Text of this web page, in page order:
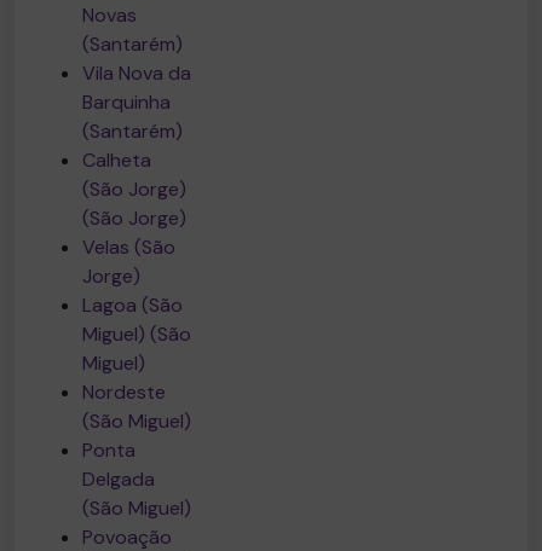
Novas
(Santarém)
Vila Nova da
Barquinha
(Santarém)
Calheta
(São Jorge)
(São Jorge)
Velas (São
Jorge)
Lagoa (São
Miguel) (São
Miguel)
Nordeste
(São Miguel)
Ponta
Delgada
(São Miguel)
Povoação